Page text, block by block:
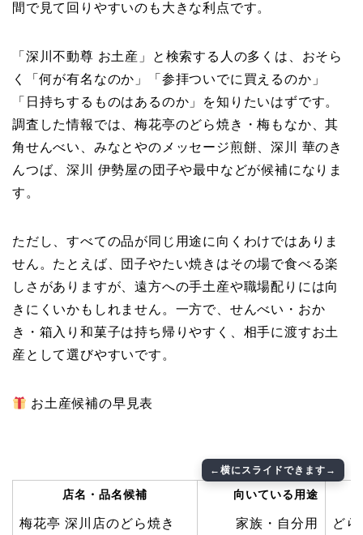
間で見て回りやすいのも大きな利点です。
「深川不動尊 お土産」と検索する人の多くは、おそら
く「何が有名なのか」「参拝ついでに買えるのか」
「日持ちするものはあるのか」を知りたいはずです。
調査した情報では、梅花亭のどら焼き・梅もなか、其
角せんべい、みなとやのメッセージ煎餅、深川 華のき
んつば、深川 伊勢屋の団子や最中などが候補になりま
す。
ただし、すべての品が同じ用途に向くわけではありま
せん。たとえば、団子やたい焼きはその場で食べる楽
しさがありますが、遠方への手土産や職場配りには向
きにくいかもしれません。一方で、せんべい・おか
き・箱入り和菓子は持ち帰りやすく、相手に渡すお土
産として選びやすいです。
お土産候補の早見表
店名・品名候補 向いている用途
梅花亭 深川店のどら焼き 家族・自分用 ど